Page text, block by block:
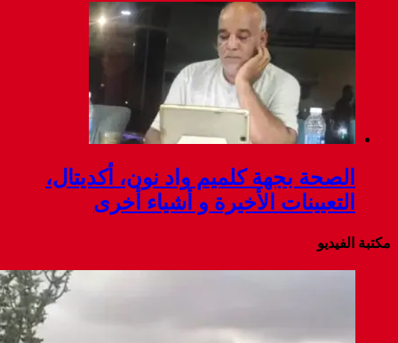
الصحة بجهة كلميم واد نون، أكديتال،
التعيينات الأخيرة و أشياء أخرى
مكتبة الفيديو